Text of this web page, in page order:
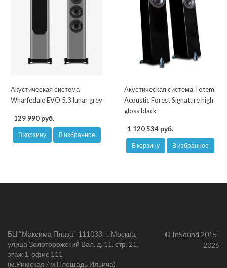
Акустическая система
Wharfedale EVO 5.3 lunar grey
129 990 руб.
В корзину В избранное
Акустическая система Totem
Acoustic Forest Signature high
gloss black
1 120 534 руб.
В корзину В избранное
БЦ “Максима Плаза“ 111033, г. Москва,
улица Золоторожский Вал, д. 11, стр. 21,
этаж 1, офис 111
(м.Римская / м.Площадь Ильича)
© InSound 2015-
2026